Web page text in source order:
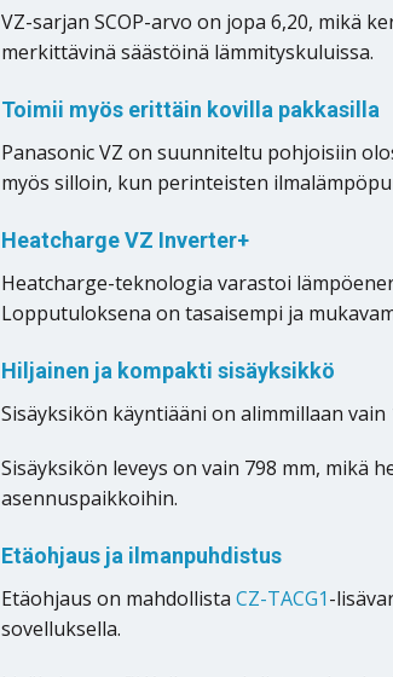
VZ-sarjan SCOP-arvo on jopa 6,20, mikä
merkittävinä säästöinä lämmityskuluissa.
Toimii myös erittäin kovilla pakkasilla
Panasonic VZ on suunniteltu pohjoisiin
myös silloin, kun perinteisten
Heatcharge VZ Inverter+
Heatcharge-teknologia varastoi
Lopputuloksena on tasaisempi ja
Hiljainen ja kompakti sisäyksikkö
Sisäyksikön käyntiääni on alimmillaan
Sisäyksikön leveys on vain 798 mm, mikä
asennuspaikkoihin.
Etäohjaus ja ilmanpuhdistus
Etäohjaus on mahdollista CZ-TACG1-
sovelluksella.